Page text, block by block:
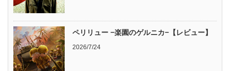
ペリリュー −楽園のゲルニカ−【レビュー】
2026/7/24